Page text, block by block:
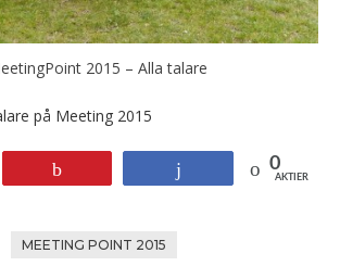
2015 – Alla talare
på Meeting 2015
0
AKTIER
MEETING POINT 2015